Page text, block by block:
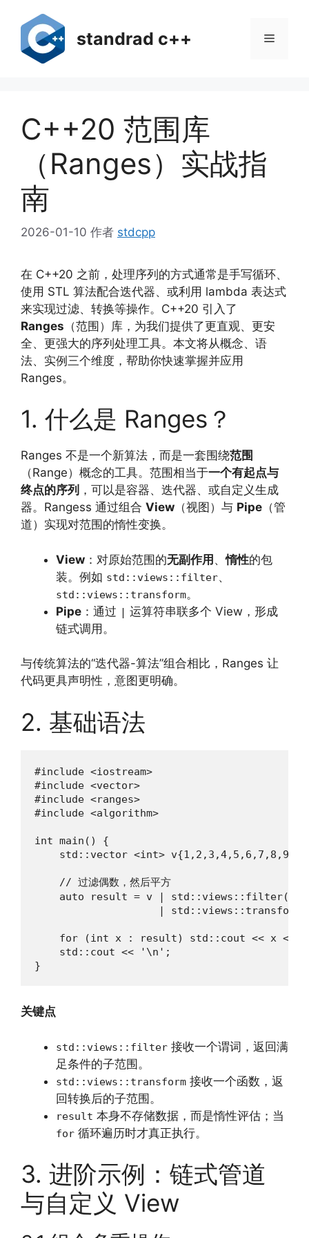
standrad c++ 菜
C++20 范围库
（Ranges）实战指
南
2026-01-10 作者 stdcpp
在 C++20 之前，处理序列的方式通常是手写循环、
使用 STL 算法配合迭代器、或利用 lambda 表达式
来实现过滤、转换等操作。C++20 引入了
Ranges （范围）库，为我们提供了更直观、更安
全、更强大的序列处理工具。本文将从概念、语
法、实例三个维度，帮助你快速掌握并应用
Ranges。
1. 什么是 Ranges？
Ranges 不是一个新算法，而是一套围绕范围
（Range）概念的工具。范围相当于一个有起点与
终点的序列 ，可以是容器、迭代器、或自定义生成
器。Rangess 通过组合 View （视图）与 Pipe （管
道）实现对范围的惰性变换。
View ：对原始范围的无副作用 、惰性的包
装。例如 std::views::filter、
std::views::transform。
Pipe ：通过 | 运算符串联多个 View，形成
链式调用。
与传统算法的“迭代器-算法”组合相比，Ranges 让
代码更具声明性，意图更明确。
2. 基础语法
#include <iostream>
#include <vector>
#include <ranges>
#include <algorithm>
int main() {
std::vector <int>
    // 过滤偶数，然后平方
auto result = v |
|
for (int x : result) std::cout << x <<
    std::cout << '\n';
}
关键点
std::views::filter 接收一个谓词，返回满
足条件的子范围。
std::views::transform 接收一个函数，返
回转换后的子范围。
result 本身不存储数据，而是惰性评估；当
for 循环遍历时才真正执行。
3. 进阶示例：链式管道
与自定义 View